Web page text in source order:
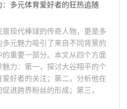
多元体育爱好者的狂热追随
现代棒球的传奇人物，更是多
元魅力吸引了来自不同背景的
重要一部分。本文从四个方面
力：第一，探讨大谷翔平的个
好者的关注；第二，分析他在
进跨界粉丝的形成；第三，